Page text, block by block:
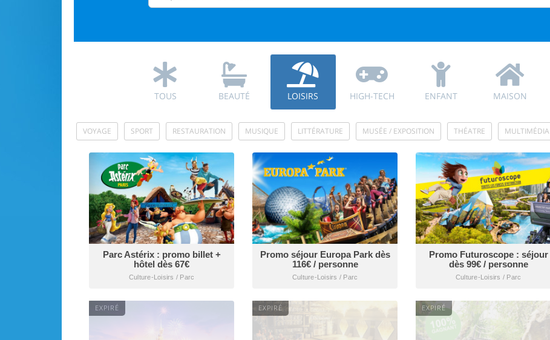
TOUS BEAUTÉ LOISIRS HIGH-TECH ENFANT MAISON
VOYAGE SPORT RESTAURATION MUSIQUE LITTÉRATURE MUSÉE / EXPOSITION THÉATRE MULTIMÉDIA
Parc Astérix : promo billet +
hôtel dès 67€
Culture-Loisirs / Parc
Promo séjour Europa Park dès
116€ / personne
Culture-Loisirs / Parc
Promo Futuroscope : séjour
dès 99€ / personne
Culture-Loisirs / Parc
EXPIRÉ EXPIRÉ EXPIRÉ